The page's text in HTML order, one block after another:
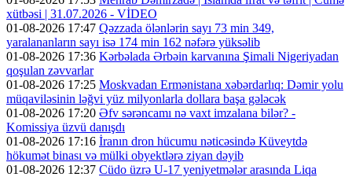
xütbəsi | 31.07.2026 - VİDEO
01-08-2026 17:47 Qəzzada ölənlərin sayı 73 min 349,
yaralananların sayı isə 174 min 162 nəfərə yüksəlib
01-08-2026 17:36 Kərbəlada Ərbəin karvanına Şimali Nigeriyadan
qoşulan zəvvarlar
01-08-2026 17:25 Moskvadan Ermənistana xəbərdarlıq: Dəmir yolu
müqaviləsinin ləğvi yüz milyonlarla dollara başa gələcək
01-08-2026 17:20 Əfv sərəncamı nə vaxt imzalana bilər? -
Komissiya üzvü danışdı
01-08-2026 17:16 İranın dron hücumu nəticəsində Küveytdə
hökumət binası və mülki obyektlərə ziyan dəyib
01-08-2026 12:37 Cüdo üzrə U-17 yeniyetmələr arasında Liqa